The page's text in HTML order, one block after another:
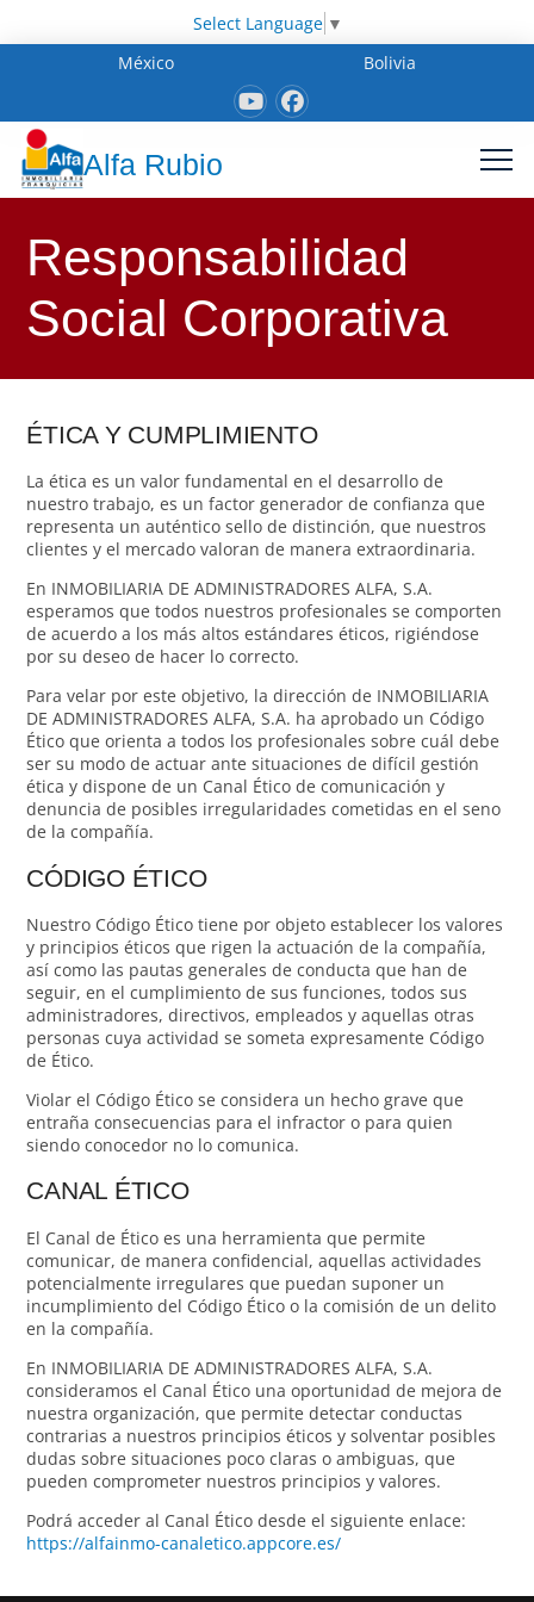
Select Language ▼
México
Bolivia
Alfa Rubio
Responsabilidad
Social Corporativa
ÉTICA Y CUMPLIMIENTO
La ética es un valor fundamental en el desarrollo de
nuestro trabajo, es un factor generador de confianza que
representa un auténtico sello de distinción, que nuestros
clientes y el mercado valoran de manera extraordinaria.
En INMOBILIARIA DE ADMINISTRADORES ALFA, S.A.
esperamos que todos nuestros profesionales se comporten
de acuerdo a los más altos estándares éticos, rigiéndose
por su deseo de hacer lo correcto.
Para velar por este objetivo, la dirección de INMOBILIARIA
DE ADMINISTRADORES ALFA, S.A. ha aprobado un Código
Ético que orienta a todos los profesionales sobre cuál debe
ser su modo de actuar ante situaciones de difícil gestión
ética y dispone de un Canal Ético de comunicación y
denuncia de posibles irregularidades cometidas en el seno
de la compañía.
CÓDIGO ÉTICO
Nuestro Código Ético tiene por objeto establecer los valores
y principios éticos que rigen la actuación de la compañía,
así como las pautas generales de conducta que han de
seguir, en el cumplimiento de sus funciones, todos sus
administradores, directivos, empleados y aquellas otras
personas cuya actividad se someta expresamente Código
de Ético.
Violar el Código Ético se considera un hecho grave que
entraña consecuencias para el infractor o para quien
siendo conocedor no lo comunica.
CANAL ÉTICO
El Canal de Ético es una herramienta que permite
comunicar, de manera confidencial, aquellas actividades
potencialmente irregulares que puedan suponer un
incumplimiento del Código Ético o la comisión de un delito
en la compañía.
En INMOBILIARIA DE ADMINISTRADORES ALFA, S.A.
consideramos el Canal Ético una oportunidad de mejora de
nuestra organización, que permite detectar conductas
contrarias a nuestros principios éticos y solventar posibles
dudas sobre situaciones poco claras o ambiguas, que
pueden comprometer nuestros principios y valores.
Podrá acceder al Canal Ético desde el siguiente enlace:
https://alfainmo-canaletico.appcore.es/